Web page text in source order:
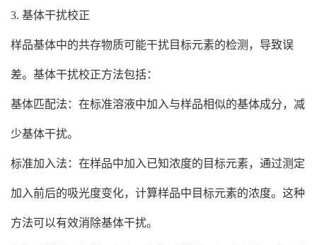
3. 基体干扰校正
样品基体中的共存物质可能干扰目标元素的检测，导致误
差。基体干扰校正方法包括：
基体匹配法：在标准溶液中加入与样品相似的基体成分，减
少基体干扰。
标准加入法：在样品中加入已知浓度的目标元素，通过测定
加入前后的吸光度变化，计算样品中目标元素的浓度。这种
方法可以有效消除基体干扰。